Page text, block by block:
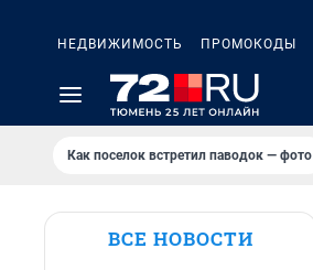
НЕДВИЖИМОСТЬ ПРОМОКОДЫ
Как поселок встретил паводок — фото
ВСЕ НОВОСТИ